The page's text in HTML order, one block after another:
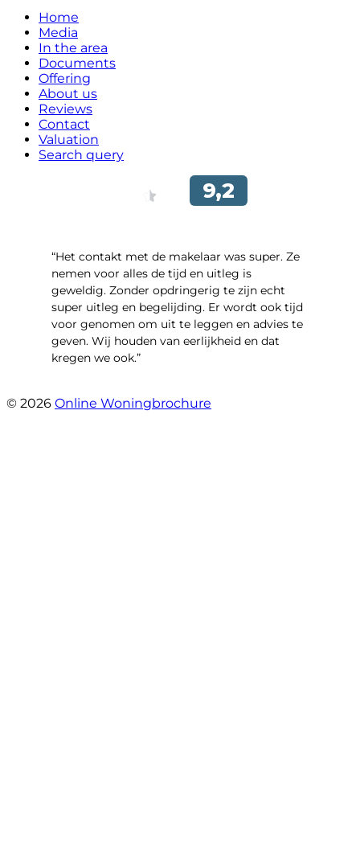
Home
Media
In the area
Documents
Offering
About us
Reviews
Contact
Valuation
Search query
“Het contakt met de makelaar was super. Ze
nemen voor alles de tijd en uitleg is
geweldig. Zonder opdringerig te zijn echt
super uitleg en begelijding. Er wordt ook tijd
voor genomen om uit te leggen en advies te
geven. Wij houden van eerlijkheid en dat
kregen we ook.”
© 2026 Online Woningbrochure